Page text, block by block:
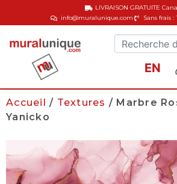
info@muralunique.com Sans frais :
LIVRAISON GRATUITE
EN
Accueil / Textures / Marbre
Yanicko